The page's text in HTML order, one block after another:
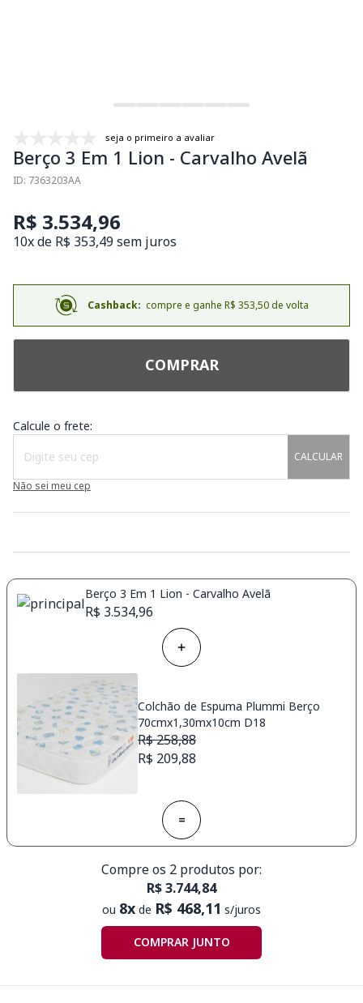
seja o primeiro a avaliar
Berço 3 Em 1 Lion - Carvalho Avelã
ID: 7363203AA
R$ 3.534,96
10x de R$ 353,49 sem juros
Cashback: compre e ganhe R$ 353,50 de volta
COMPRAR
Calcule o frete:
CALCULAR
Não sei meu cep
Berço 3 Em 1 Lion - Carvalho Avelã
R$ 3.534,96
Colchão de Espuma Plummi Berço
70cmx1,30mx10cm D18
R$ 258,88
R$ 209,88
=
Compre os 2 produtos por:
R$ 3.744,84
ou 8x de R$ 468,11 s/juros
COMPRAR JUNTO